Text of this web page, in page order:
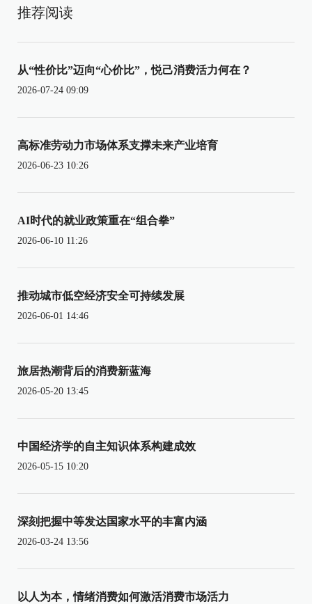
推荐阅读
从“性价比”迈向“心价比”，悦己消费活力何在？
2026-07-24 09:09
高标准劳动力市场体系支撑未来产业培育
2026-06-23 10:26
AI时代的就业政策重在“组合拳”
2026-06-10 11:26
推动城市低空经济安全可持续发展
2026-06-01 14:46
旅居热潮背后的消费新蓝海
2026-05-20 13:45
中国经济学的自主知识体系构建成效
2026-05-15 10:20
深刻把握中等发达国家水平的丰富内涵
2026-03-24 13:56
以人为本，情绪消费如何激活消费市场活力